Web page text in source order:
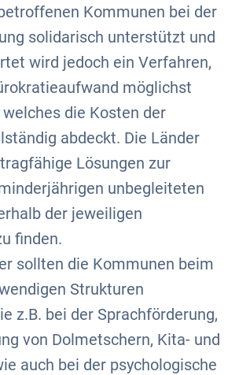
Kommunen bei der
solidarisch unterstützt und
wird jedoch ein Verfahren,
möglichst
die Kosten der
abdeckt. Die Länder
Lösungen zur
unbegleiteten
der jeweiligen
finden.
sollten die Kommunen beim
Strukturen
z.B. bei der Sprachförderung,
von Dolmetschern, Kita- und
auch bei der psychologische